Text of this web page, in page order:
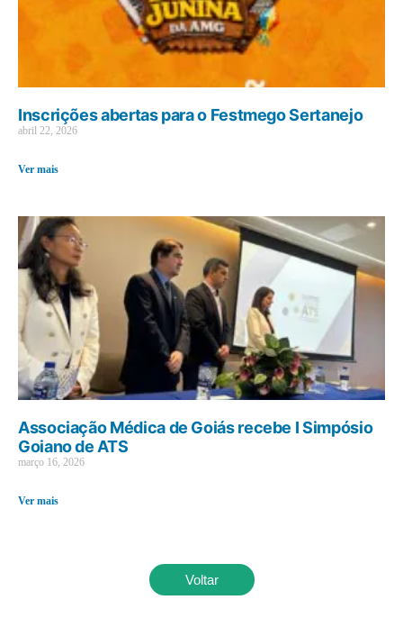
Inscrições abertas para o Festmego Sertanejo
abril 22, 2026
Ver mais
Associação Médica de Goiás recebe I Simpósio
Goiano de ATS
março 16, 2026
Ver mais
Voltar